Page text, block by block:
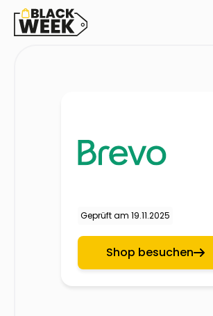
Geprüft am 19.11.2025
Shop besuchen